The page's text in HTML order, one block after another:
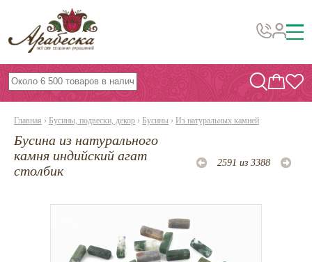
Бусины, подвески, декор
Бисер
Фурнитура
Проволока
Инструменты и материалы
Эпоксидная смола
Шнуры, ленты, нитки
Главная › Бусины, подвески, декор › Бусины › Из натуральных камней
Бусина из натурального
камня индийский агат
столбик
2591 из 3388